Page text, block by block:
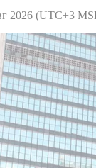
2026 (UTC+3